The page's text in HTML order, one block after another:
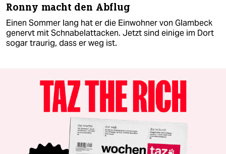
Ronny macht den Abflug
Einen Sommer lang hat er die Einwohner von Glambeck
genervt mit Schnabelattacken. Jetzt sind einige im Dort
sogar traurig, dass er weg ist.